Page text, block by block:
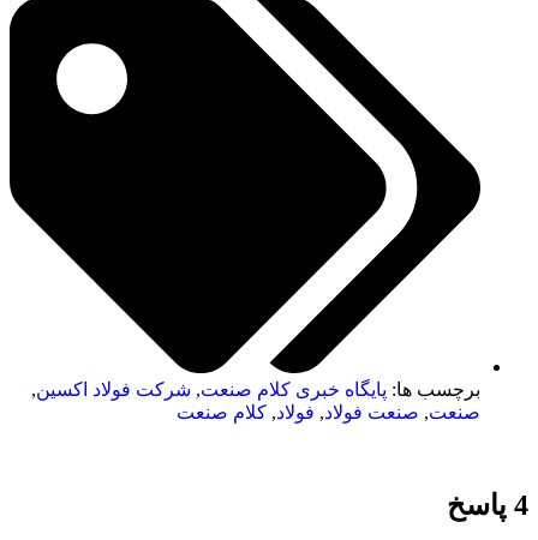
برچسب ها: پایگاه خبری کلام صنعت, شرکت فولاد اکسین,
صنعت, صنعت فولاد, فولاد, کلام صنعت
4 پاسخ